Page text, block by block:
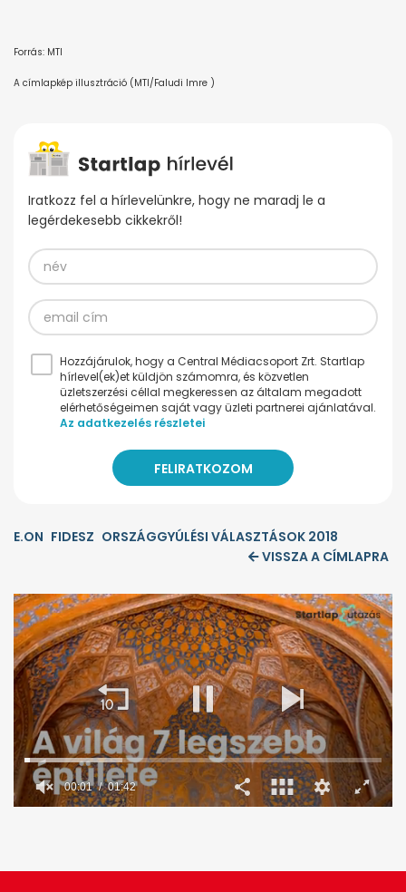
Forrás: MTI
A címlapkép illusztráció (MTI/Faludi Imre )
Iratkozz fel a hírlevelünkre, hogy ne maradj le a
legérdekesebb cikkekről!
Hozzájárulok, hogy a Central Médiacsoport Zrt. Startlap
hírlevel(ek)et küldjön számomra, és közvetlen
üzletszerzési céllal megkeressen az általam megadott
elérhetőségeimen saját vagy üzleti partnerei ajánlatával.
Az adatkezelés részletei
E.ON FIDESZ ORSZÁGGYÚLÉSI VÁLASZTÁSOK 2018
VISSZA A CÍMLAPRA
minute,
00:02 01:42